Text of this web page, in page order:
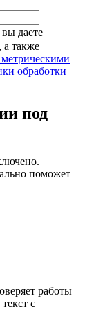
даете
, а также
обработки
под
поможет
работы
с